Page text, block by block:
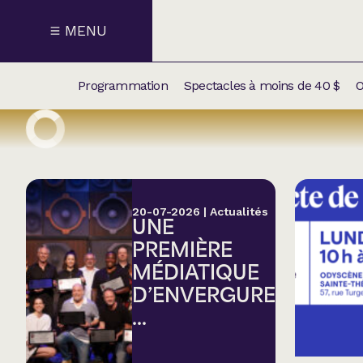
MENU
NOS
Humour
Programmation Spectacles à moins de 40 $
20-07-2026 | Actualités
UNE
PREMIÈRE
MÉDIATIQUE
D’ENVERGURE
...